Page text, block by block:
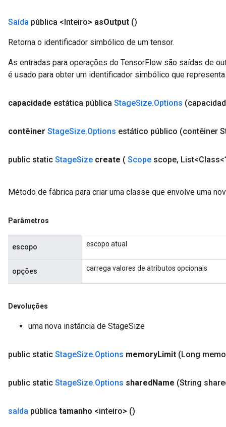
Saída pública <Inteiro> asOutput ()
Retorna o identificador simbólico de um tensor.
As entradas para operações do TensorFlow são saídas de
é usado para obter um identificador simbólico que
capacidade estática pública StageSize.Options
contêiner StageSize.Options estático público (contêiner
public static StageSize create ( Scope scope,
Método de fábrica para criar uma classe que envolve uma
Parâmetros
escopo escopo atual
opções carrega valores de atributos opcionais
Devoluções
uma nova instância de StageSize
public static StageSize.Options memoryLimit (Long
public static StageSize.Options sharedName (String
saída pública tamanho <inteiro> ()